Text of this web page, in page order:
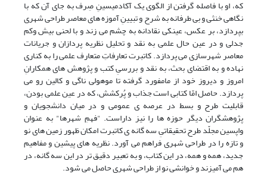
که، او با فاصله گرفتن از الگوی یک آکادمیسینِ صِرف به جای آن که با
نگاهی خنثی و بی طرفانه به شرح و تبیینِ آموزه های معاصر طراحی شهری
بپردازد، بر عکس، عینکی نقادانه به چشم می زند و با لحنی بیش وکم
جدلی و در عین حال علمی به نقد و تحلیل نظریه پردازان و جریانات
معاصر شهرسازی می پردازد. کاتبرت تعارفاتِ متعارف علمی را به کناری
نهاده و به اقتضای بحث، به نقد و بررسیِ کتب و پژوهش های همکارانِ
امروز و دیروز خود از مامفورد گرفته تا موهولی ناگی و کالین رو می
پردازد. حاصل امّا کتابی است جذاب و پُرکشش، که در عین علمی بودن،
قابلیت طرح و بسط در عرصه ی عمومی و در میان دانشجویان و
پژوهشگران دیگر حوزه ها را نیز داراست. "فهمِ شهرها" به عنوان
واپسین مجلّد طرح تحقیقاتیِ سه گانه ی کاتبرت امکان ظهور زمین های نو
و تازه را در طراحی شهری فراهم می آورد. نظریه های پیشین و مفاهیم
جدید، همه و همه، در این کتاب، و به تعبیر دقیق تر در این سه گانه، در
هم می آمیزند و خوانشی نو از طراحی شهری حاصل می شود.